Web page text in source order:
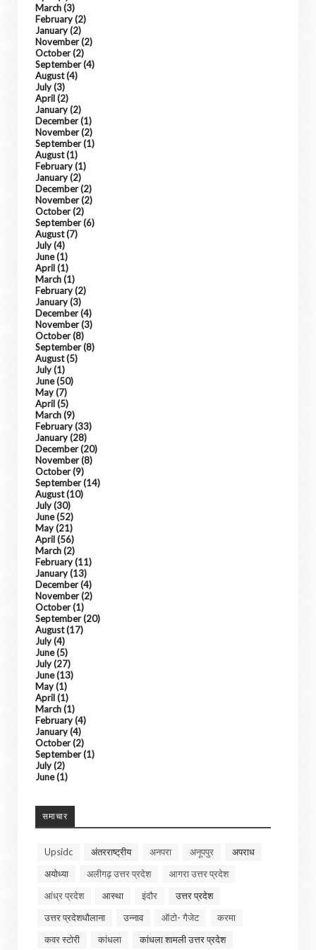
March(3)
February(2)
January(2)
November(2)
October(2)
September(4)
August(4)
July(3)
April(2)
January(2)
December(1)
November(2)
September(1)
August(1)
February(1)
January(2)
December(2)
November(2)
October(2)
September(6)
August(7)
July(4)
June(1)
April(1)
March(1)
February(2)
January(3)
December(4)
November(3)
October(8)
September(8)
August(5)
July(1)
June(50)
May(7)
April(5)
March(9)
February(33)
January(28)
December(20)
November(8)
October(9)
September(14)
August(10)
July(30)
June(52)
May(21)
April(56)
March(2)
February(11)
January(13)
December(4)
November(2)
October(1)
September(20)
August(17)
July(4)
June(5)
July(27)
June(13)
May(1)
April(1)
March(1)
February(4)
January(4)
October(2)
September(1)
July(2)
June(1)
समाचार
Upsidc अंतरराष्ट्रीय अनपरा अनूपपुर
अपराध
अयोध्या
अलीगढ़ उत्तर प्रदेश
आगरा उत्तर प्रदेश
आंध्र प्रदेश
आस्था इंदौर
उत्तर प्रदेश
उत्तर प्रदेशधौलाना
उन्नाव ऑटो- गैजेट
करमा
कवर स्टोरी
कांधला कांधला शामली उत्तर प्रदेश